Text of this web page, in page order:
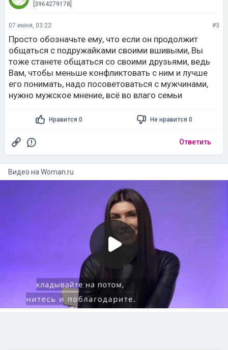
[3964279178]
07 июня, 03:22 #3
Просто обозначьте ему, что если он продолжит
общаться с подружайками своими вшивыми, Вы
тоже станете общаться со своими друзьями, ведь
Вам, чтобы меньше конфликтовать с ним и лучше
его понимать, надо посоветоваться с мужчинами,
нужно мужское мнение, всё во влаго семьи
Нравится 0 Не нравится 0
Ответить
Видео на woman.ru